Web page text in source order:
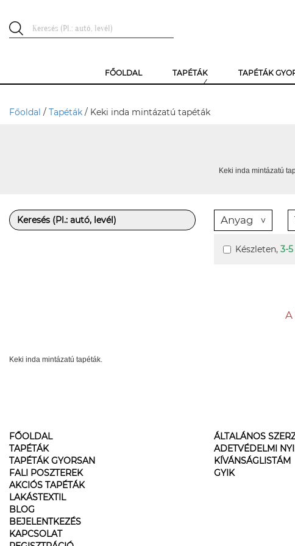
FŐOLDAL TAPÉTÁK TAPÉTÁK
Főoldal / Tapéták / Keki inda mintázatú tapéták
Keki inda mintázatú
Anyag
Készleten, 3-
Keki inda mintázatú tapéták.
FŐOLDAL
TAPÉTÁK
TAPÉTÁK GYORSAN
FALI POSZTEREK
AKCIÓS TAPÉTÁK
LAKÁSTEXTIL
BLOG
BEJELENTKEZÉS
KAPCSOLAT
ÁLTALÁNOS
ADETVÉDELMI
KÍVÁNSÁGLISTÁM
GYIK